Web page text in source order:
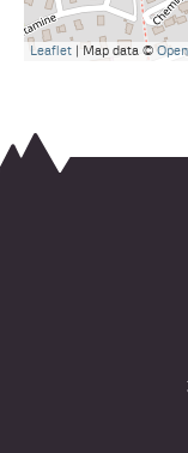
Leaflet | Map data ©